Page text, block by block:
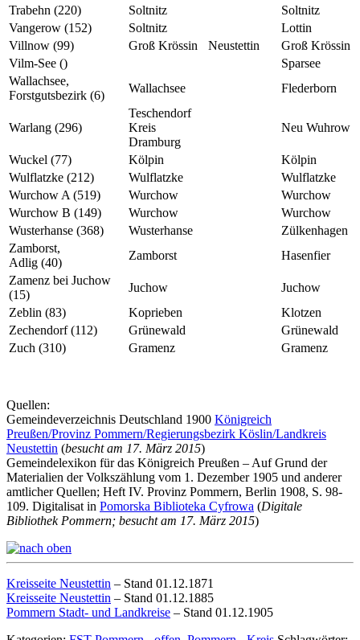
Trabehn (220) Soltnitz
Soltnitz
Vangerow (152)
Soltnitz
Lottin
Villnow (99)
Groß Krössin Neustettin
Groß Krössin
Vilm-See ()
Sparsee
Wallachsee,
Forstgutsbezirk (6)
Wallachsee Flederborn
Warlang (296)
Teschendorf
Kreis
Dramburg
Neu Wuhrow
Wuckel (77) Kölpin
Kölpin
Wulflatzke (212)
Wulflatzke
Wulflatzke
Wurchow A (519)
Wurchow
Wurchow
Wurchow B (149)
Wurchow
Wurchow
Wusterhanse (368)
Wusterhanse
Zülkenhagen
Zamborst,
Adlig (40)
Zamborst
Hasenfier
Zamenz bei Juchow
(15)
Juchow
Juchow
Zeblin (83)
Koprieben
Klotzen
Zechendorf (112)
Grünewald
Grünewald
Zuch (310)
Gramenz Gramenz
Quellen:
Gemeindeverzeichnis Deutschland 1900 Königreich
Preußen/Provinz Pommern/Regierungsbezirk Köslin/Landkreis
Neustettin (besucht am 17. März 2015)
Gemeindelexikon für das Königreich Preußen – Auf Grund der
Materialien der Volkszählung vom 1. Dezember 1905 und anderer
amtlicher Quellen; Heft IV. Provinz Pommern, Berlin 1908, S. 98-
109. Digitalisat in Pomorska Biblioteka Cyfrowa (Digitale
Bibliothek Pommern; besucht am 17. März 2015)
Kreisseite Neustettin – Stand 01.12.1871
Kreisseite Neustettin – Stand 01.12.1885
Pommern Stadt- und Landkreise – Stand 01.12.1905